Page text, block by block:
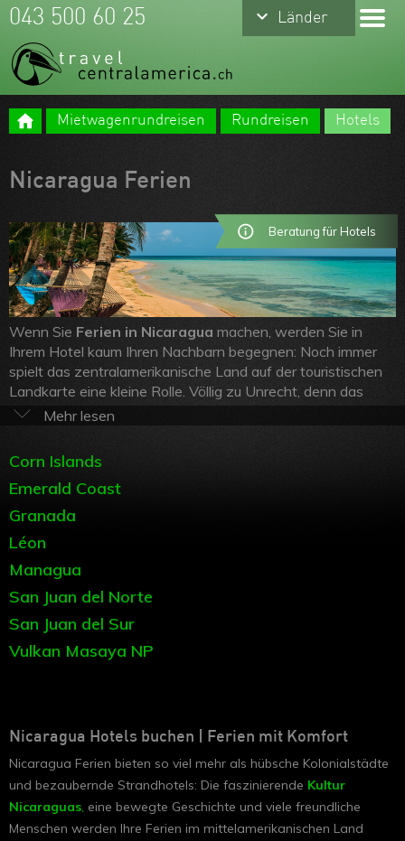
Meine Favoriten
Team
Feedbacks
Kontakt
ARVB
keyboard_arrow_down Länder
Panama
Nicaragua
Honduras
El Salvador
keyboard_arrow_down Länder
043 500 60 25
Mietwagenrundreisen Rundreisen Hotels
Nicaragua Ferien
Beratung für Hotels
Wenn Sie Ferien in Nicaragua machen, werden Sie in
Ihrem Hotel kaum Ihren Nachbarn begegnen: Noch immer
spielt das zentralamerikanische Land auf der touristischen
Landkarte eine kleine Rolle. Völlig zu Unrecht, denn das
Land bietet eine umwerfende Landschaft mit zahlreichen
Vulkanen, ursprünglichem Regenwald und pittoresken Seen.
Und nicht zu vergessen das Meer, die traumhaften Strände
und die Möglichkeiten, sich einfach nur zu erholen oder auch
aktiv zu sein. Doch auf jeden Fall sollte Nicaragua erkundet
werden – sei es per Mietwagen oder auf einer geführten
individuellen Vorschlag für Nicaragua Ferien mit
ausgesuchten Hotels!
Corn Islands
Emerald Coast
Granada
Léon
Managua
San Juan del Norte
San Juan del Sur
Vulkan Masaya NP
Nicaragua Hotels buchen | Ferien mit Komfort
Nicaragua Ferien bieten so viel mehr als hübsche Kolonialstädte
und bezaubernde Strandhotels: Die faszinierende Kultur
Nicaraguas, eine bewegte Geschichte und viele freundliche
Menschen werden Ihre Ferien im mittelamerikanischen Land